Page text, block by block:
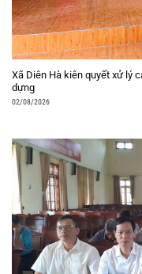
Xã Diên Hà kiên quyết xử lý
dựng
02/08/2026